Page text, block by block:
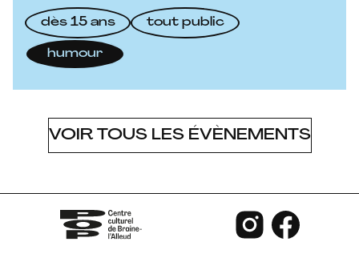
dès 15 ans tout public
humour
VOIR TOUS LES ÉVÈNEMENTS